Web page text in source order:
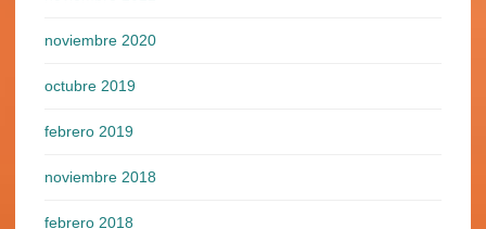
noviembre 2020
octubre 2019
febrero 2019
noviembre 2018
febrero 2018